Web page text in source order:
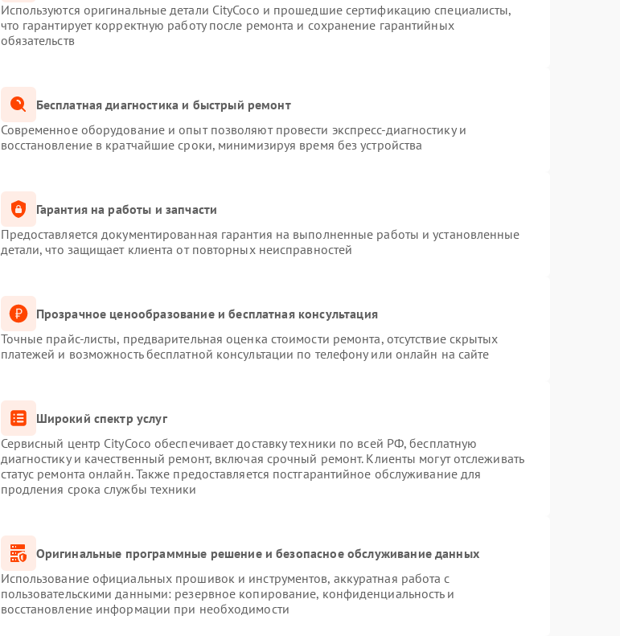
Используются оригинальные детали CityCoco и прошедшие сертификацию специалисты,
что гарантирует корректную работу после ремонта и сохранение гарантийных
обязательств
Бесплатная диагностика и быстрый ремонт
Современное оборудование и опыт позволяют провести экспресс-диагностику и
восстановление в кратчайшие сроки, минимизируя время без устройства
Гарантия на работы и запчасти
Предоставляется документированная гарантия на выполненные работы и установленные
детали, что защищает клиента от повторных неисправностей
Прозрачное ценообразование и бесплатная консультация
Точные прайс-листы, предварительная оценка стоимости ремонта, отсутствие скрытых
платежей и возможность бесплатной консультации по телефону или онлайн на сайте
Широкий спектр услуг
Сервисный центр CityCoco обеспечивает доставку техники по всей РФ, бесплатную
диагностику и качественный ремонт, включая срочный ремонт. Клиенты могут отслеживать
статус ремонта онлайн. Также предоставляется постгарантийное обслуживание для
продления срока службы техники
Оригинальные программные решение и безопасное обслуживание данных
Использование официальных прошивок и инструментов, аккуратная работа с
пользовательскими данными: резервное копирование, конфиденциальность и
восстановление информации при необходимости